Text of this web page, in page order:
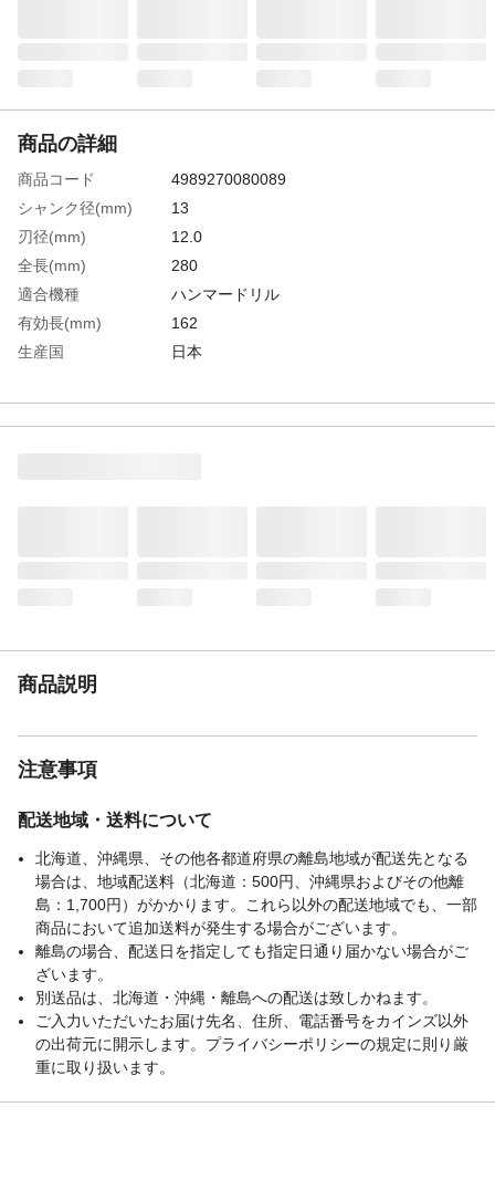
商品の詳細
商品コード
4989270080089
シャンク径(mm)
13
刃径(mm)
12.0
全長(mm)
280
適合機種
ハンマードリル
有効長(mm)
162
生産国
日本
材質1
合金鋼(刃部:超硬チップ)
商品説明
注意事項
配送地域・送料について
北海道、沖縄県、その他各都道府県の離島地域が配送先となる
場合は、地域配送料（北海道：500円、沖縄県およびその他離
島：1,700円）がかかります。これら以外の配送地域でも、一部
商品において追加送料が発生する場合がございます。
離島の場合、配送日を指定しても指定日通り届かない場合がご
ざいます。
別送品は、北海道・沖縄・離島への配送は致しかねます。
ご入力いただいたお届け先名、住所、電話番号をカインズ以外
の出荷元に開示します。プライバシーポリシーの規定に則り厳
重に取り扱います。